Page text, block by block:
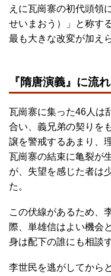
えに瓦崗寨の初代頭領
せいまおう）」と称す
最も大きな改変が加え
『隋唐演義』に流
瓦崗寨に集った46人は
合い、義兄弟の契りを
譲を警戒するあまり、
瓦崗寨の結束に亀裂が
が、失望を感じた者は
た。
この伏線があるため、
際、単雄信はよい機会
身は配下の誰にも相談
李世民を逃がしてから